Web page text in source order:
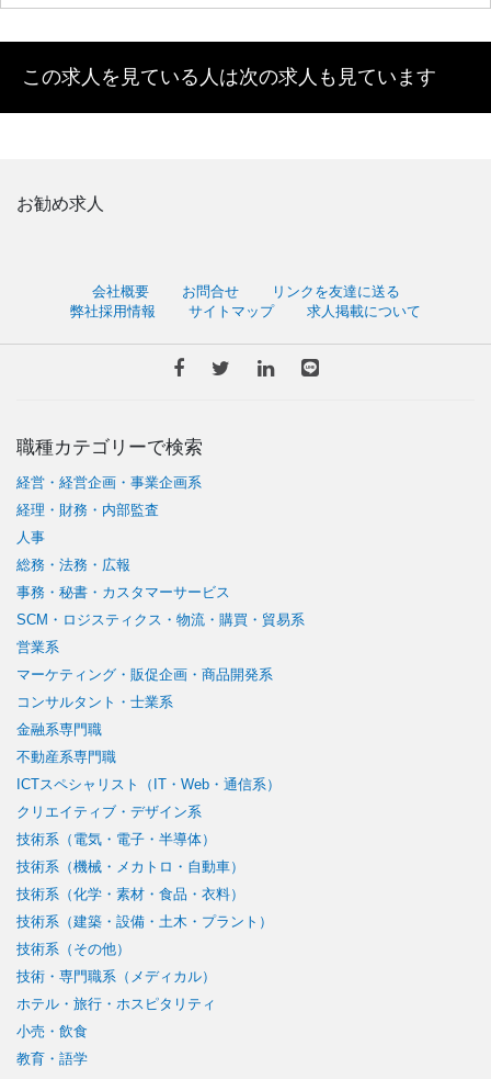
この求人を見ている人は次の求人も見ています
お勧め求人
会社概要 お問合せ
リンクを友達に送る
弊社採用情報
サイトマップ 求人掲載について
職種カテゴリーで検索
経営・経営企画・事業企画系
経理・財務・内部監査
人事
総務・法務・広報
事務・秘書・カスタマーサービス
SCM・ロジスティクス・物流・購買・貿易系
営業系
マーケティング・販促企画・商品開発系
コンサルタント・士業系
金融系専門職
不動産系専門職
ICTスペシャリスト（IT・Web・通信系）
クリエイティブ・デザイン系
技術系（電気・電子・半導体）
技術系（機械・メカトロ・自動車）
技術系（化学・素材・食品・衣料）
技術系（建築・設備・土木・プラント）
技術系（その他）
技術・専門職系（メディカル）
ホテル・旅行・ホスピタリティ
小売・飲食
教育・語学